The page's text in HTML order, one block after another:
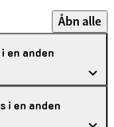
Åbn alle
en anden
i en anden